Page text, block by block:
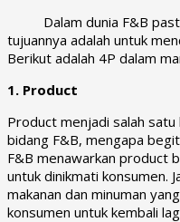
Dalam dunia F&B
tujuannya adalah untuk
Berikut adalah 4P dalam
1. Product
Product menjadi salah
bidang F&B, mengapa
F&B menawarkan product
untuk dinikmati konsumen.
makanan dan minuman
konsumen untuk kembali